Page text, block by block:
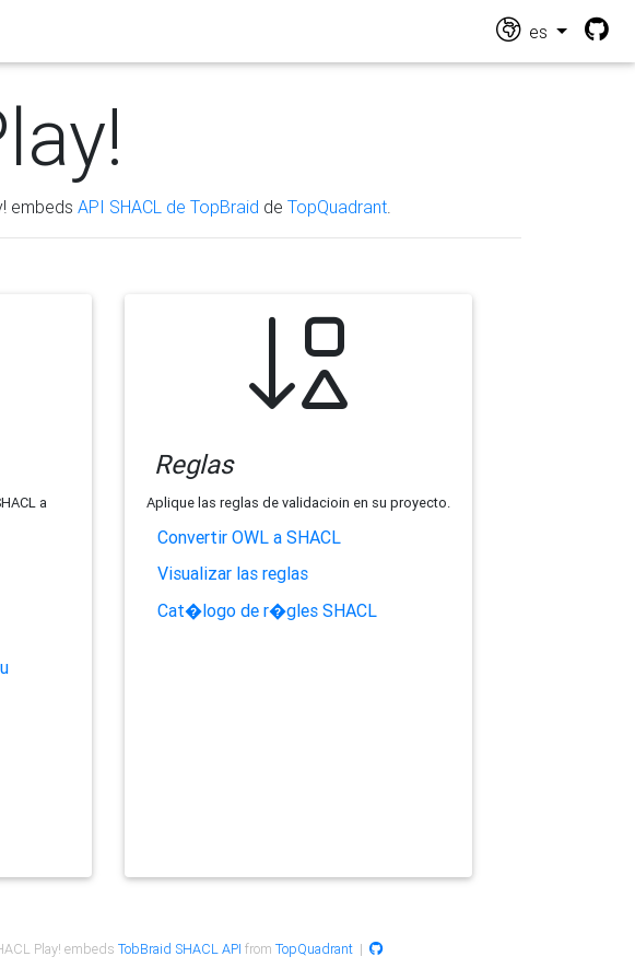
es
embeds API SHACL de TopBraid de TopQuadrant
a
Reglas
Aplique las reglas de validacioin en su proyecto.
Convertir OWL a SHACL
Visualizar las reglas
Cat�logo de r�gles SHACL
Play! embeds TobBraid SHACL API from TopQuadrant|